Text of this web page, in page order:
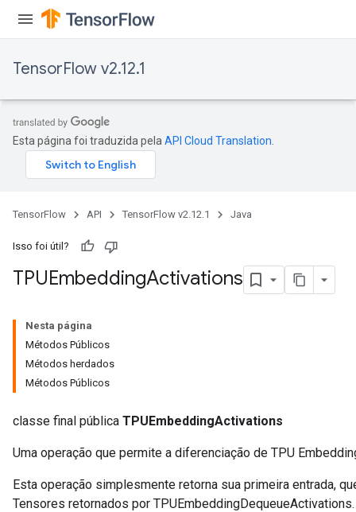
TensorFlow v2.12.1
Esta página foi traduzida pela API Cloud Translation
TensorFlow API TensorFlow v2.12.1 Java
Isso foi útil?
TPUEmbeddingActivations
Nesta página
Métodos Públicos
Métodos herdados
Métodos Públicos
classe final pública TPUEmbeddingActivations
Uma operação que permite a diferenciação de TPU
Esta operação simplesmente retorna sua primeira entrada,
Tensores retornados por